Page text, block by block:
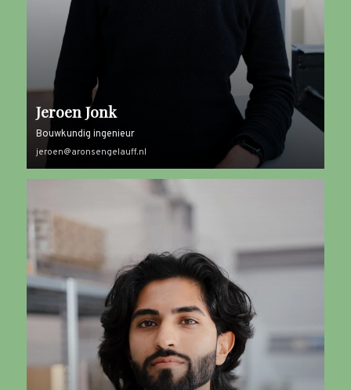
Jeroen Jonk
Bouwkundig ingenieur
jeroen@aronsengelauff.nl